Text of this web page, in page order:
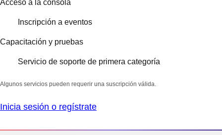
Acceso a la consola
Inscripción a eventos
Capacitación y pruebas
Servicio de soporte de primera categoría
Algunos servicios pueden requerir una suscripción válida.
Inicia sesión o regístrate